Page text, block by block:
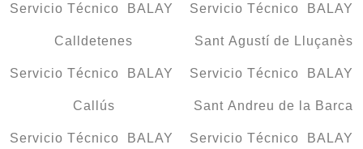
Servicio Técnico BALAY
Calldetenes
Servicio Técnico BALAY
Callús
Servicio Técnico BALAY
Servicio Técnico BALAY
Sant Agustí de Lluçanès
Servicio Técnico BALAY
Sant Andreu de la Barca
Servicio Técnico BALAY